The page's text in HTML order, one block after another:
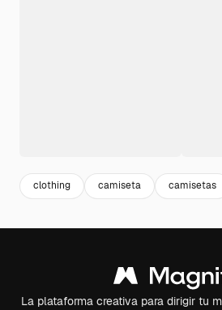
clothing camiseta camisetas
La plataforma creativa para dirigir tu